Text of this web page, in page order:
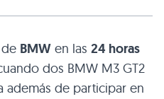
BMW en las 24 horas
dos BMW M3 GT2
además de participar en